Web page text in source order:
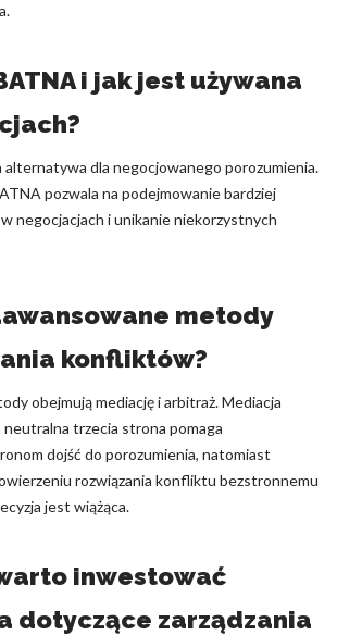
i jak jest używana
alternatywa dla negocjowanego porozumienia.
pozwala na podejmowanie bardziej
negocjacjach i unikanie niekorzystnych
metody
konfliktów?
obejmują mediację i arbitraż. Mediacja
trzecia strona pomaga
dojść do porozumienia, natomiast
rozwiązania konfliktu bezstronnemu
jest wiążąca.
inwestować
dotyczące zarządzania